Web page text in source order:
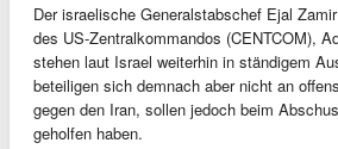
Der israelische Generalstabschef Ejal
des US-Zentralkommandos (CENTCOM),
stehen laut Israel weiterhin in ständigem
beteiligen sich demnach aber nicht an
gegen den Iran, sollen jedoch beim
geholfen haben.